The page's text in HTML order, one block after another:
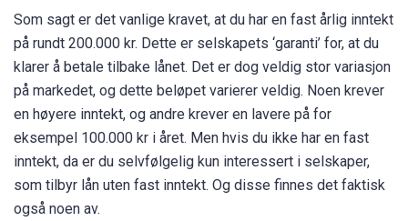
Som sagt er det vanlige kravet, at du har en fast årlig inntekt
på rundt 200.000 kr. Dette er selskapets ‘garanti’ for, at du
klarer å betale tilbake lånet. Det er dog veldig stor variasjon
på markedet, og dette beløpet varierer veldig. Noen krever
en høyere inntekt, og andre krever en lavere på for
eksempel 100.000 kr i året. Men hvis du ikke har en fast
inntekt, da er du selvfølgelig kun interessert i selskaper,
som tilbyr lån uten fast inntekt. Og disse finnes det faktisk
også noen av.